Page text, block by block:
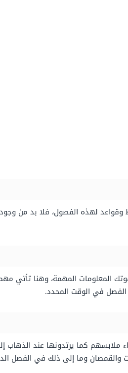
لهذه الفصول، فلا بد من
المعلومات المهمة، وهنا تأتي
ملابسهم كما يرتدونها عند الذهاب
والقمصان وما إلى ذلك في الفصل